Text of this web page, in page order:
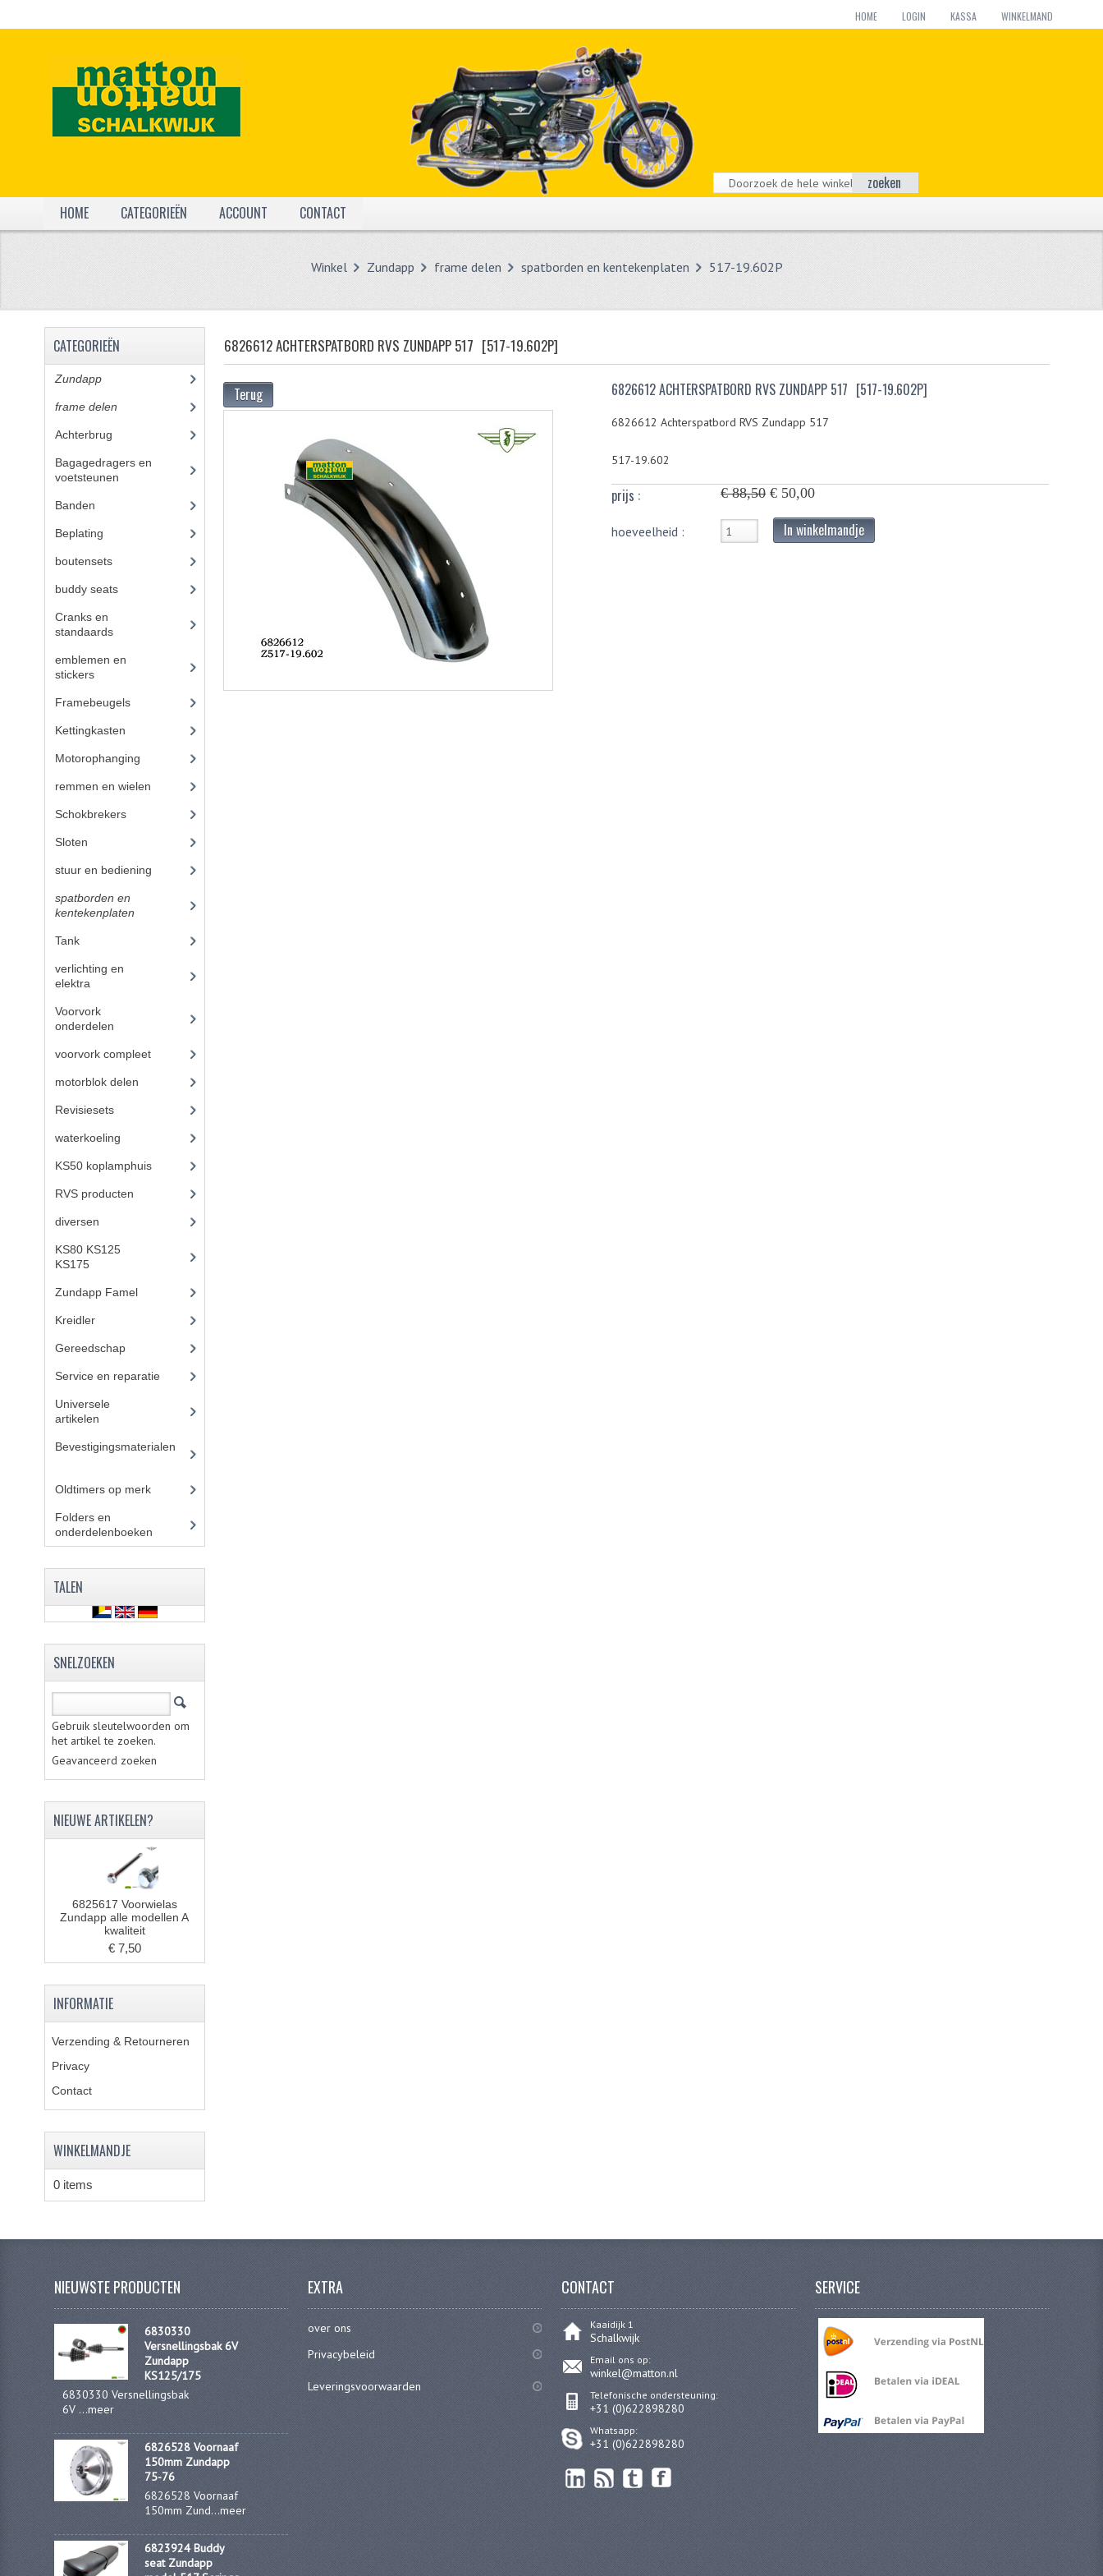
HOME LOGIN KASSA WINKELMAND
zoeken
HOME
CATEGORIEËN ACCOUNT CONTACT
Winkel Zundapp frame delen spatborden en kentekenplaten 517-19.602P
6826612 ACHTERSPATBORD RVS ZUNDAPP 517 [517-19.602P]
Terug 6826612 ACHTERSPATBORD RVS ZUNDAPP 517 [517-19.602P]
6826612 Achterspatbord RVS Zundapp 517
517-19.602
prijs : € 88,50 € 50,00
hoeveelheid : In winkelmandje
CATEGORIEËN
Zundapp(2591)
frame delen
Achterbrug
Bagagedragers en
voetsteunen
Banden
Beplating
boutensets(24)
buddy seats(105)
Cranks en
standaards(24)
emblemen en
stickers(68)
Framebeugels(9)
Kettingkasten
Motorophanging
remmen en wielen
Schokbrekers(25)
Sloten
stuur en bediening
spatborden en
kentekenplaten
Tank(54)
verlichting en
elektra
Voorvork
onderdelen
voorvork compleet(30)
motorblok delen
Revisiesets(85)
waterkoeling
KS50 koplamphuis(22)
RVS producten
diversen
KS80 KS125
KS175(310)
Zundapp Famel(61)
Kreidler(648)
Gereedschap(5)
Service en reparatie
Universele
artikelen
Bevestigingsmaterialen
Oldtimers op merk(73)
Folders en
onderdelenboeken
TALEN
SNELZOEKEN
Gebruik sleutelwoorden om
het artikel te zoeken.
Geavanceerd zoeken
NIEUWE ARTIKELEN?
6825617 Voorwielas
Zundapp alle modellen A
kwaliteit
€ 7,50
INFORMATIE
Verzending & Retourneren
Privacy
Contact
WINKELMANDJE
0 items
NIEUWSTE PRODUCTEN
6830330
Versnellingsbak 6V
Zundapp
KS125/175
6830330 Versnellingsbak
6V ...meer
6826528 Voornaaf
150mm Zundapp
75-76
6826528 Voornaaf
150mm Zund...meer
6823924 Buddy
seat Zundapp
EXTRA
over ons
Privacybeleid
Leveringsvoorwaarden
CONTACT
Kaaidijk 1
Schalkwijk
Email ons op:
winkel@matton.nl
Telefonische ondersteuning:
+31 (0)622898280
Whatsapp:
+31 (0)622898280
SERVICE